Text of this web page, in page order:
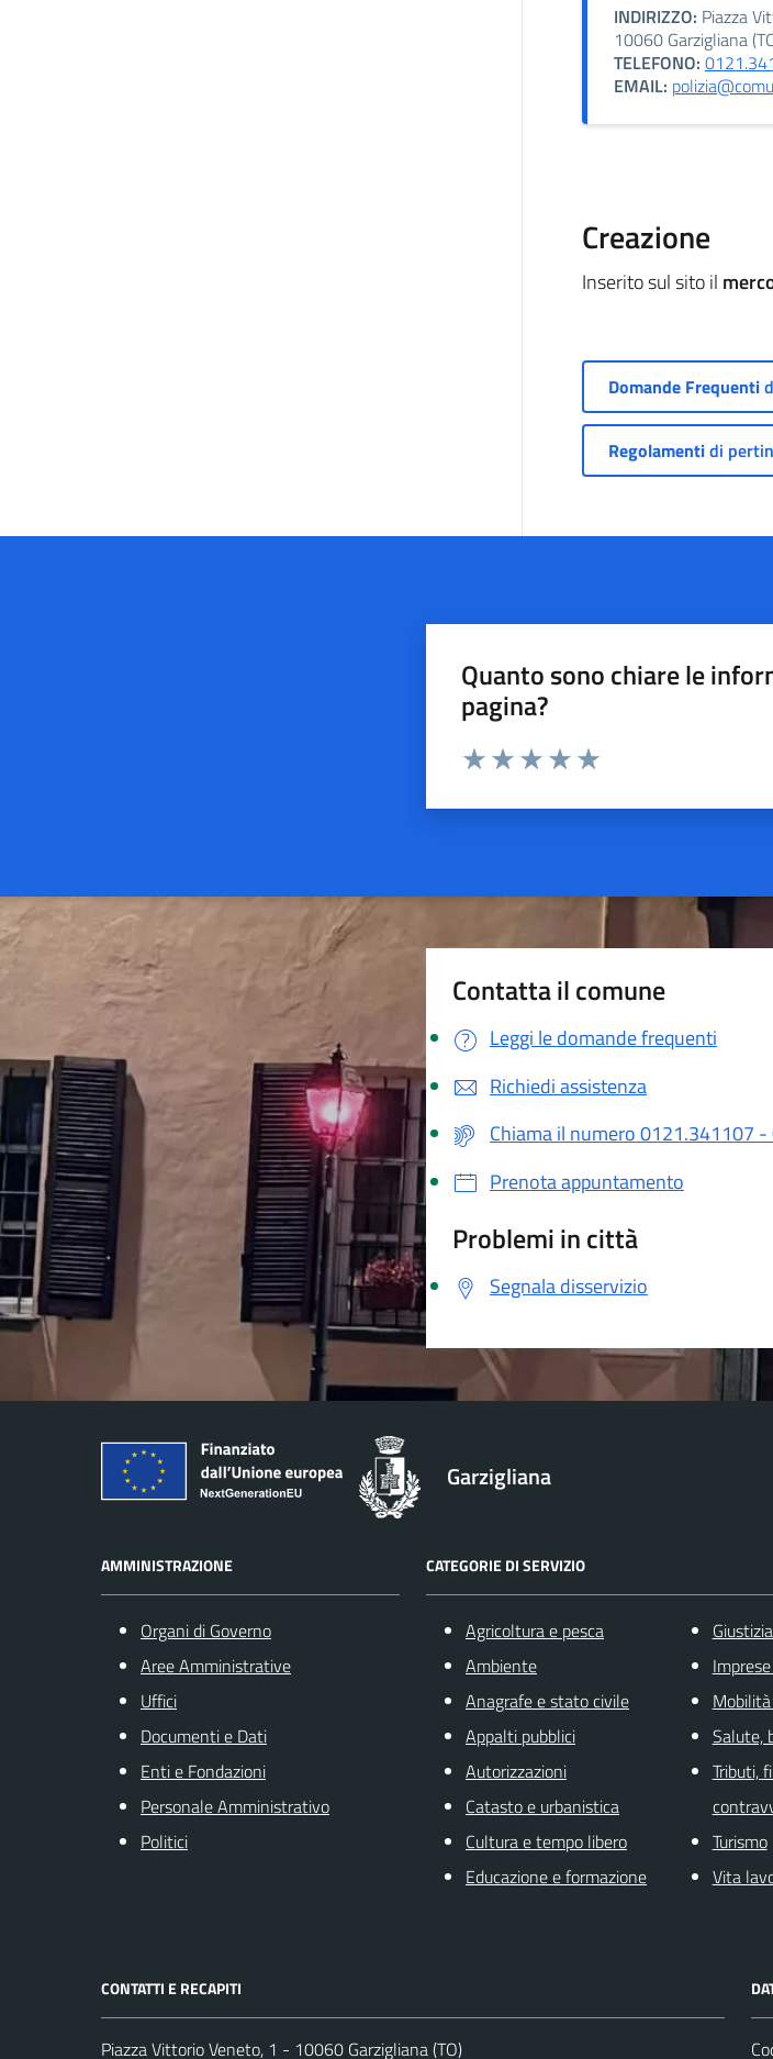
INDIRIZZO: Piazza
10060 Garzigliana
TELEFONO:
EMAIL:
Creazione
Inserito sul sito il
Domande Frequenti
Regolamentidi
Quanto sono chiare le
pagina?
Valuta da 1 a 5 stelle la pagina
Contatta il comune
Leggi le domande frequenti
Richiedi assistenza
Chiama il numero 0121.341107
Prenota appuntamento
Problemi in città
Segnala disservizio
Garzigliana
AMMINISTRAZIONE
Organi di Governo
Aree Amministrative
Uffici
Documenti e Dati
Enti e Fondazioni
Personale Amministrativo
Politici
CATEGORIE DI SERVIZIO
Agricoltura e pesca
Ambiente
Anagrafe e stato civile
Appalti pubblici
Autorizzazioni
Catasto e urbanistica
Cultura e tempo libero
Educazione e formazione
Salute,
Tributi,
Turismo
Vita
CONTATTI E RECAPITI
Piazza Vittorio Veneto, 1 - 10060 Garzigliana (TO)